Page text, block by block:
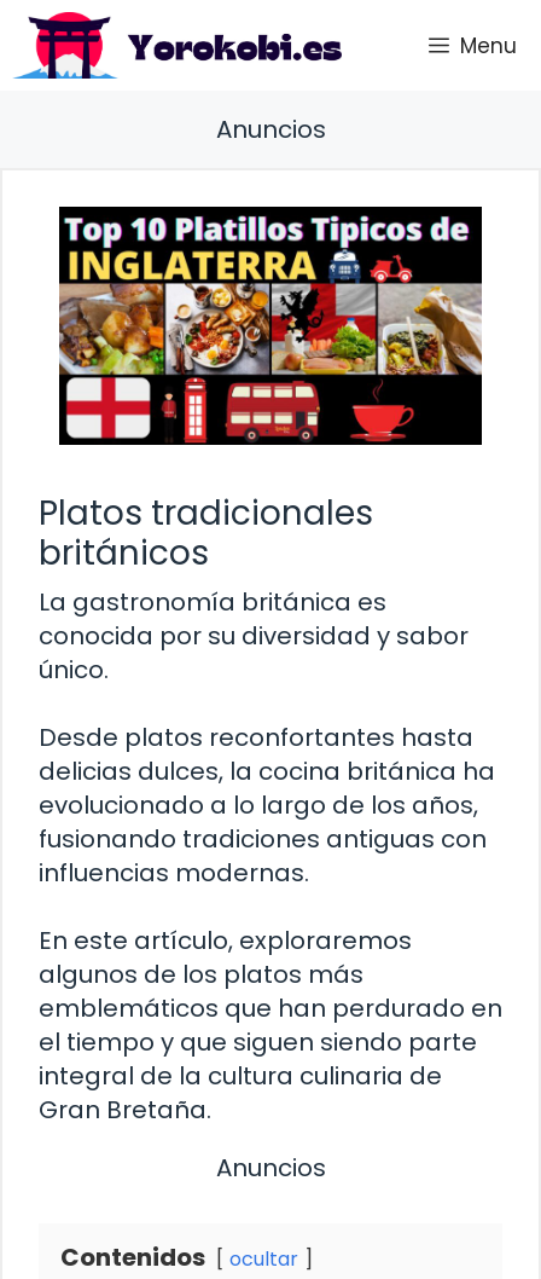
Saltar
contenido
Menu
Anuncios
Platos tradicionales
británicos
La gastronomía británica es
conocida por su diversidad y sabor
único.
Desde platos reconfortantes hasta
delicias dulces, la cocina británica ha
evolucionado a lo largo de los años,
fusionando tradiciones antiguas con
influencias modernas.
En este artículo, exploraremos
algunos de los platos más
emblemáticos que han perdurado en
el tiempo y que siguen siendo parte
integral de la cultura culinaria de
Gran Bretaña.
Anuncios
Contenidos ocultar